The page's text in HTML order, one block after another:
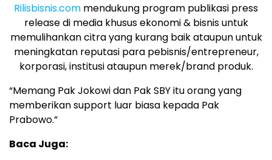
Rilisbisnis.com mendukung program publikasi press
release di media khusus ekonomi & bisnis untuk
memulihankan citra yang kurang baik ataupun untuk
meningkatan reputasi para pebisnis/entrepreneur,
korporasi, institusi ataupun merek/brand produk.
“Memang Pak Jokowi dan Pak SBY itu orang yang
memberikan support luar biasa kepada Pak
Prabowo.”
Baca Juga: